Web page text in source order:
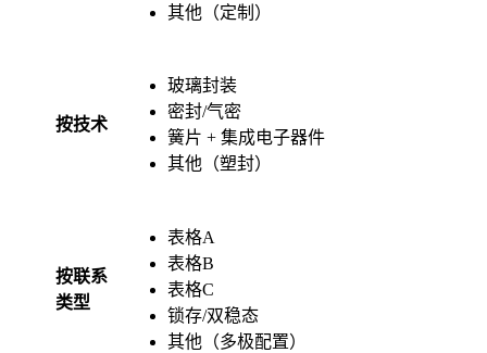
其他（定制）
按技术
玻璃封装
密封/气密
簧片 + 集成电子器件
其他（塑封）
按联系
类型
表格A
表格B
表格C
锁存/双稳态
其他（多极配置）